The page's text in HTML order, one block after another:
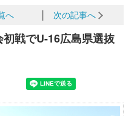
へ 次の記事へ
戦でU-16広島県選抜